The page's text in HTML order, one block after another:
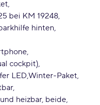
bei KM 19248
hinten
cockpit)
LED Winter-Paket
heizbar, beide